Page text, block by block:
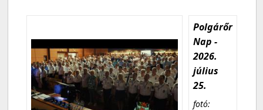
Polgárőr
Nap -
2026.
július
25.
fotó: